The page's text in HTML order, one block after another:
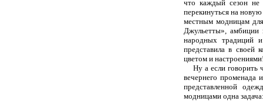
что каждый сезон не
перекинуться на
местным модницам
Джульетты», амбиции
народных традиций
представила в своей
цветом и
Ну а если говорить
вечернего променада
представленной
модницами одна